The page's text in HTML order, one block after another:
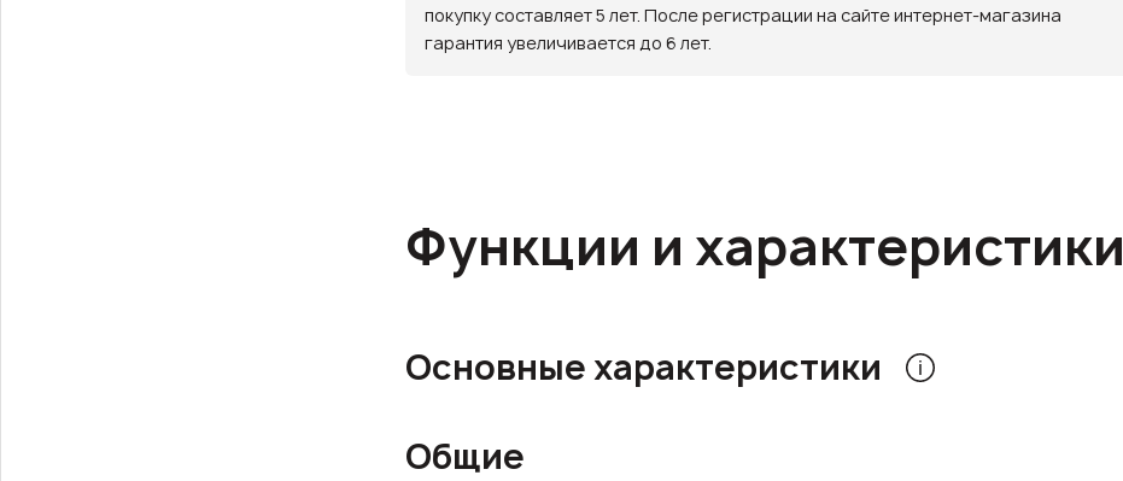
покупку составляет 5 лет. После регистрации на сайте интернет-магазина
гарантия увеличивается до 6 лет.
Функции и характеристики
Основные характеристики
Общие